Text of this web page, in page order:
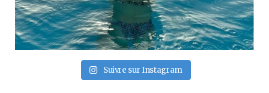
Suivre sur Instagram